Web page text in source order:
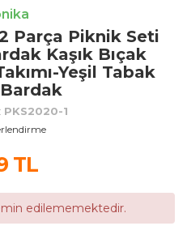
Parça Piknik Seti
Kaşık Bıçak
Yeşil Tabak
PKS2020-1
TL
edilememektedir.